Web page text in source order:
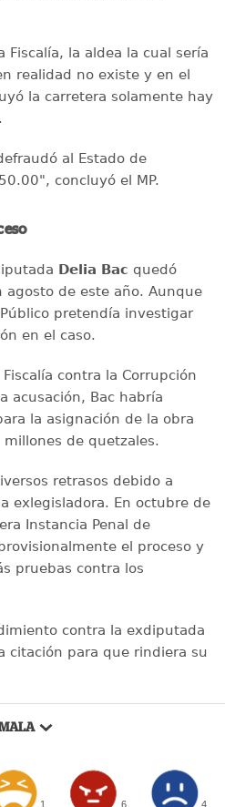
Fiscalía, la aldea la cual sería
realidad no existe y en el
la carretera solamente hay
al Estado de
concluyó el MP.
Delia Bac quedó
agosto de este año. Aunque
pretendía investigar
en el caso.
contra la Corrupción
acusación, Bac habría
la asignación de la obra
de quetzales.
retrasos debido a
exlegisladora. En octubre de
Instancia Penal de
el proceso y
pruebas contra los
contra la exdiputada
citación para que rindiera su
1 6 4